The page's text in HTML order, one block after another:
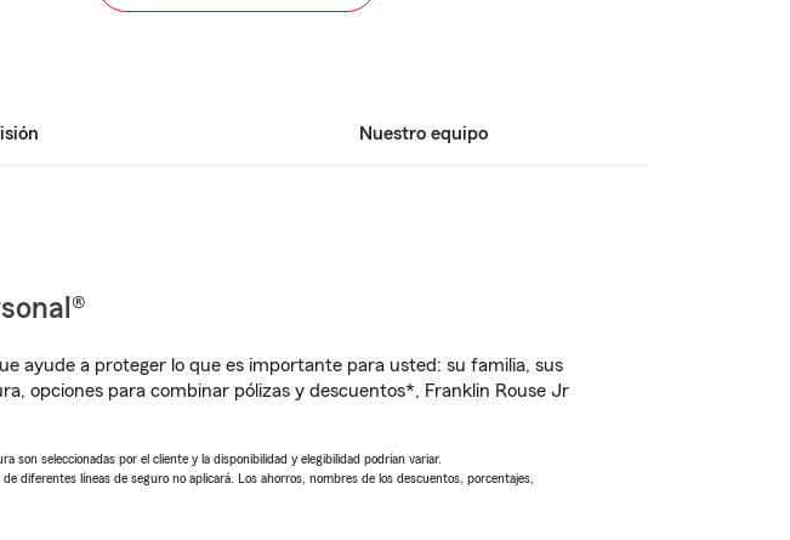
Nuestro equipo
ayude a proteger lo que es importante para usted: su familia, sus
opciones para combinar pólizas y descuentos*, Franklin Rouse Jr
son seleccionadas por el cliente y la disponibilidad y elegibilidad podrían variar.
diferentes líneas de seguro no aplicará. Los ahorros, nombres de los descuentos, porcentajes,